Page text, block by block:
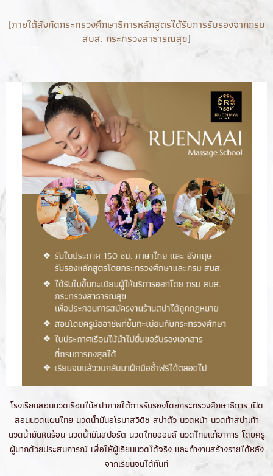
[ภายใต้สังกัดกระทรวงศึกษาธิการหลักสูตรได้รับการรับรองจากกรม
สบส. กระทรวงสาธารณสุข]
โรงเรียนสอนนวดเรือนไม้สปาภายใต้การรับรองโดยกระทรวงศึกษาธิการ เปิด
สอนนวดแผนไทย นวดน้ำมันอโรมาสวิติช สปาตัว นวดหน้า นวดท้าสปาเท้า
นวดน้ำมันหินร้อน นวดน้ำมันสปอร์ต นวดไทยออยล์ นวดไทยแก้อาการ โดยครู
ผู้มากด้วยประสบการณ์ เพื่อให้ผู้เรียนนวดได้จริง และทำงานสร้างรายได้หลัง
จากเรียนจนได้ทันที